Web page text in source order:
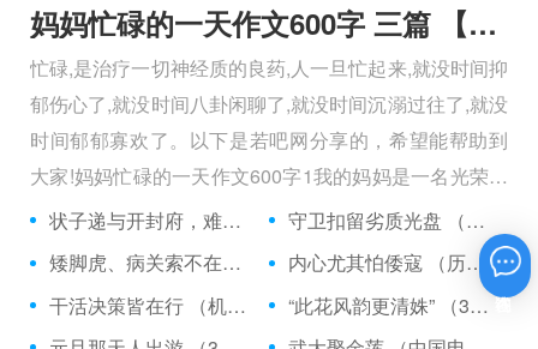
妈妈忙碌的一天作文600字 三篇 【600字】
忙碌,是治疗一切神经质的良药,人一旦忙起来,就没时间抑
郁伤心了,就没时间八卦闲聊了,就没时间沉溺过往了,就没
时间郁郁寡欢了。以下是若吧网分享的，希望能帮助到
大家!妈妈忙碌的一天作文600字1我的妈妈是一名光荣的
人民警察，她总有做不完的事情。
状子递与开封府，难忍怒气心中生 （5字口语）
守卫扣留劣质光盘 （5字常言）
矮脚虎、病关索不在，智多星、行者前往此处 （七字俗语）
内心尤其怕倭寇 （历法用语一卷帘）
干活决策皆在行 （机构简称二）
“此花风韵更清姝” （3字手机品牌）